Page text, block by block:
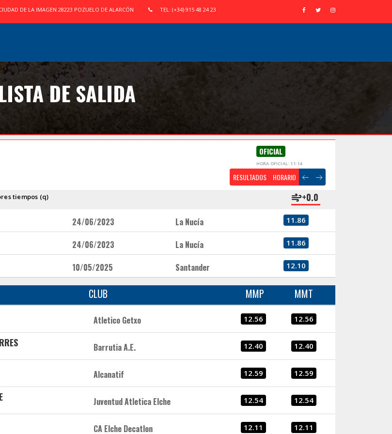
DE LA IMAGEN 28223 POZUELO DE ALARCÓN TEL: (+34) 915 48 24 23
DE SALIDA
OFICIAL
HORA OFICIAL: 11:14
RESULTADOS HORARIO
tiempos (q)
+0.0
24/06/2023 La Nucía 11.86
24/06/2023 La Nucía 11.86
10/05/2025 Santander 12.10
CLUB MMP MMT
Atletico Getxo 12.56 12.56
Barrutia A.E. 12.40 12.40
Alcanatif 12.59 12.59
Juventud Atletica Elche 12.54 12.54
CA Elche Decatlon 12.11 12.11